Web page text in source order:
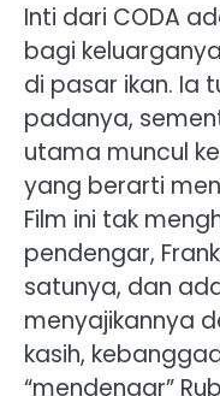
Inti dari CODA
bagi
di pasar ikan. Ia
padanya,
utama muncul
yang berarti
Film ini tak
pendengar,
satunya, dan
menyajikannya
kasih,
“mendengar”